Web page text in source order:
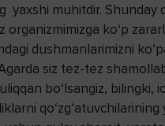
yaxshi muhitdir. Shunday
organizmimizga ko‘p
dushmanlarimizni
siz tez-tez
bo‘lsangiz, bilingki,
qo‘zg‘atuvchilarining